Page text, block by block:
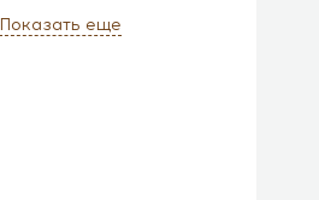
Показать еще